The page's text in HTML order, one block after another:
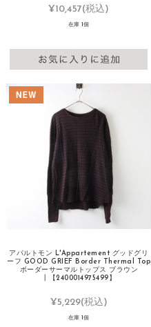
¥10,457(税込)
在庫 1個
アパルトモン L'Appartement グッドグリ
ーフ GOOD GRIEF Border Thermal Top
ボーダーサーマルトップス ブラウン
┃【2400014975499】
¥5,229(税込)
在庫 1個